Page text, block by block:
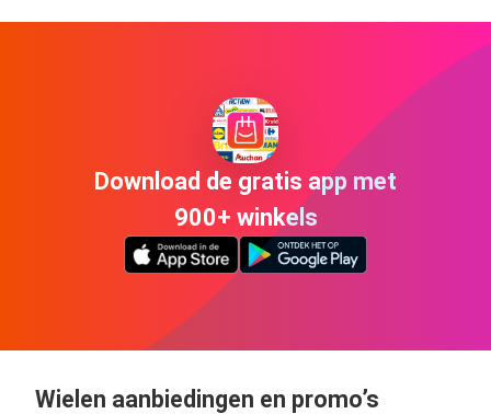
Download de gratis app met
900+ winkels
Wielen aanbiedingen en promo’s